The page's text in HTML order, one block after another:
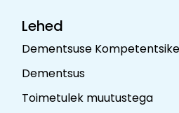
Lehed
Dementsuse
Dementsus
Toimetulek muutustega